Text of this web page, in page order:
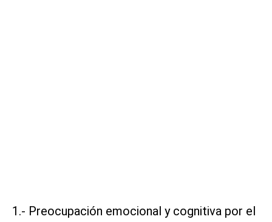
1.- Preocupación emocional y cognitiva por el